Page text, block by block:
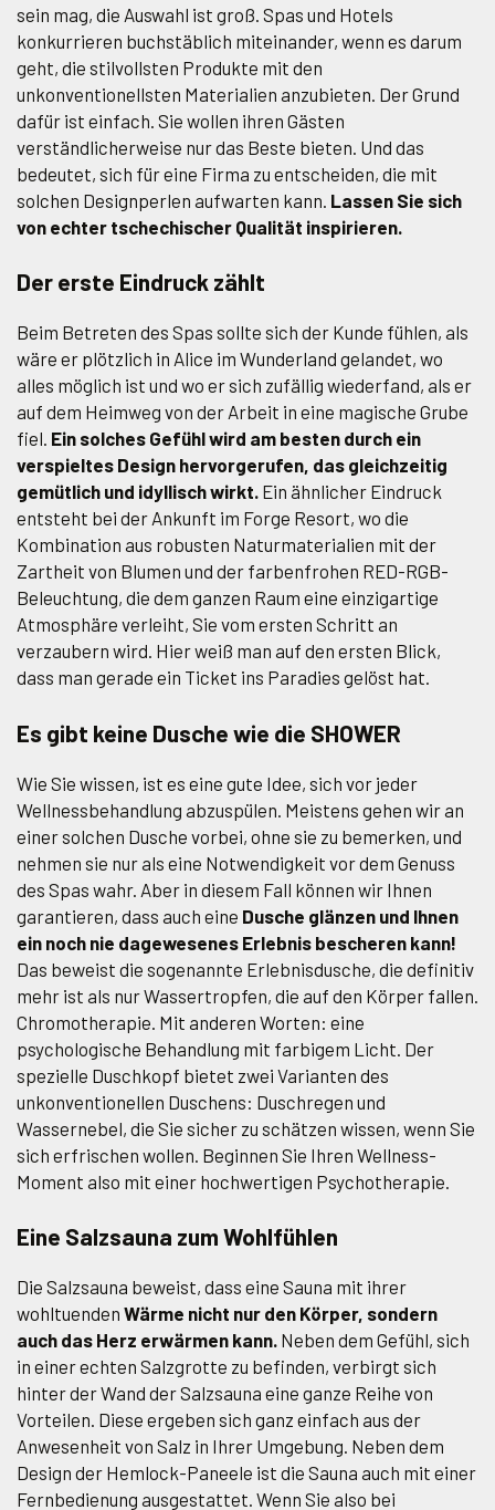
sein mag, die Auswahl ist groß. Spas und Hotels
konkurrieren buchstäblich miteinander, wenn es darum
geht, die stilvollsten Produkte mit den
unkonventionellsten Materialien anzubieten. Der Grund
dafür ist einfach. Sie wollen ihren Gästen
verständlicherweise nur das Beste bieten. Und das
bedeutet, sich für eine Firma zu entscheiden, die mit
solchen Designperlen aufwarten kann. Lassen Sie sich
von echter tschechischer Qualität inspirieren.
Der erste Eindruck zählt
Beim Betreten des Spas sollte sich der Kunde fühlen, als
wäre er plötzlich in Alice im Wunderland gelandet, wo
alles möglich ist und wo er sich zufällig wiederfand, als er
auf dem Heimweg von der Arbeit in eine magische Grube
fiel. Ein solches Gefühl wird am besten durch ein
verspieltes Design hervorgerufen, das gleichzeitig
gemütlich und idyllisch wirkt. Ein ähnlicher Eindruck
entsteht bei der Ankunft im Forge Resort, wo die
Kombination aus robusten Naturmaterialien mit der
Zartheit von Blumen und der farbenfrohen RED-RGB-
Beleuchtung, die dem ganzen Raum eine einzigartige
Atmosphäre verleiht, Sie vom ersten Schritt an
verzaubern wird. Hier weiß man auf den ersten Blick,
dass man gerade ein Ticket ins Paradies gelöst hat.
Es gibt keine Dusche wie die SHOWER
Wie Sie wissen, ist es eine gute Idee, sich vor jeder
Wellnessbehandlung abzuspülen. Meistens gehen wir an
einer solchen Dusche vorbei, ohne sie zu bemerken, und
nehmen sie nur als eine Notwendigkeit vor dem Genuss
des Spas wahr. Aber in diesem Fall können wir Ihnen
garantieren, dass auch eine Dusche glänzen und Ihnen
ein noch nie dagewesenes Erlebnis bescheren kann!
Das beweist die sogenannte Erlebnisdusche, die definitiv
mehr ist als nur Wassertropfen, die auf den Körper fallen.
Chromotherapie. Mit anderen Worten: eine
psychologische Behandlung mit farbigem Licht. Der
spezielle Duschkopf bietet zwei Varianten des
unkonventionellen Duschens: Duschregen und
Wassernebel, die Sie sicher zu schätzen wissen, wenn Sie
sich erfrischen wollen. Beginnen Sie Ihren Wellness-
Moment also mit einer hochwertigen Psychotherapie.
Eine Salzsauna zum Wohlfühlen
Die Salzsauna beweist, dass eine Sauna mit ihrer
wohltuenden Wärme nicht nur den Körper, sondern
auch das Herz erwärmen kann. Neben dem Gefühl, sich
in einer echten Salzgrotte zu befinden, verbirgt sich
hinter der Wand der Salzsauna eine ganze Reihe von
Vorteilen. Diese ergeben sich ganz einfach aus der
Anwesenheit von Salz in Ihrer Umgebung. Neben dem
Design der Hemlock-Paneele ist die Sauna auch mit einer
Fernbedienung ausgestattet. Wenn Sie also bei